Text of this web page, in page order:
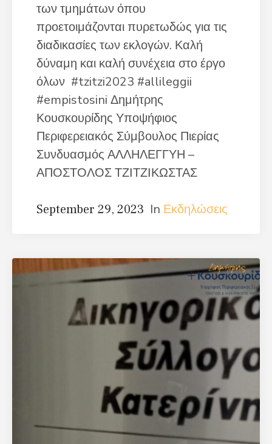
των τμημάτων όπου
προετοιμάζονται πυρετωδώς για τις
διαδικασίες των εκλογών. Καλή
δύναμη και καλή συνέχεια στο έργο
όλων #tzitzi2023 #allileggii
#empistosini Δημήτρης
Κουσκουρίδης Υποψήφιος
Περιφερειακός Σύμβουλος Πιερίας
Συνδυασμός ΑΛΛΗΛΕΓΓΥΗ –
ΑΠΟΣΤΟΛΟΣ ΤΖΙΤΖΙΚΩΣΤΑΣ
September 29, 2023 In Εκδηλώσεις